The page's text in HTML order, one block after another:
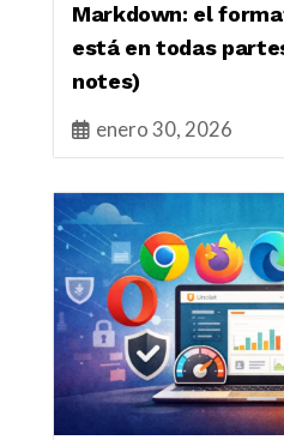
Markdown: el
está en todas
notes)
enero 30, 2026